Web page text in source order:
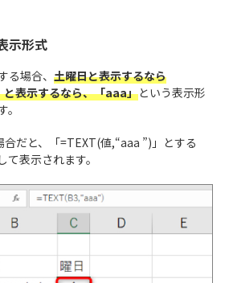
示形式
場合、 土曜日と表示するなら
と表示するなら、「aaa」という表示形
だと、「=TEXT(値,“aaa ”)」とする
表示されます。